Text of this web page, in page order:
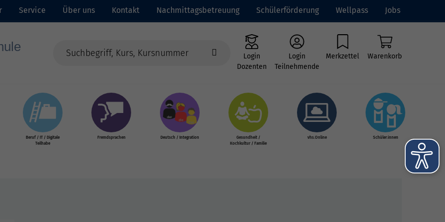
Service Über uns Kontakt Nachmittagsbetreuung Schülerförderung Wellpass Jobs
Login
Dozenten
Login
Teilnehmende
Merkzettel Warenkorb
Beruf / IT / Digitale
Teilhabe
Fremdsprachen Deutsch / Integration
Gesundheit /
Kochkultur / Familie
vhs.Online Schüler:innen